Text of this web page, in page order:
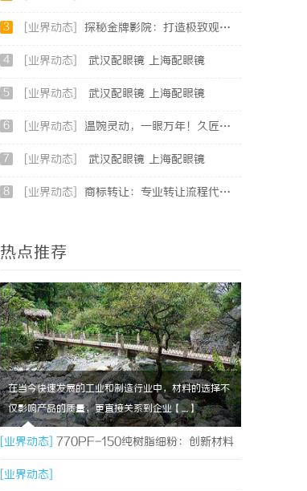
3 [业界动态] 探秘金牌影院：打造极致观影体验的行业先锋
4 [业界动态] 武汉配眼镜 上海配眼镜
5 [业界动态] 武汉配眼镜 上海配眼镜
6 [业界动态] 温婉灵动，一眼万年！久匠量身定制的眉眼唇，才是你整张脸的点睛之笔！淡颜系女生的气质加分项
7 [业界动态] 武汉配眼镜 上海配眼镜
8 [业界动态] 商标转让：专业转让流程代办，包转让成功再付款
热点推荐
在当今快速发展的工业和制造行业中，材料的选择不
仅影响产品的质量，更直接关系到企业【....】
[业界动态] 770PF-150纯树脂细粉：创新材料
的未来
[业界动态]